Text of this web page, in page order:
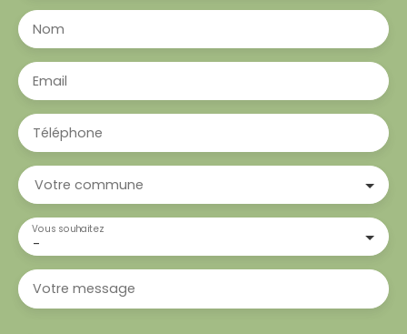
Nom
Email
Téléphone
Votre commune
-
Vous souhaitez
Votre message